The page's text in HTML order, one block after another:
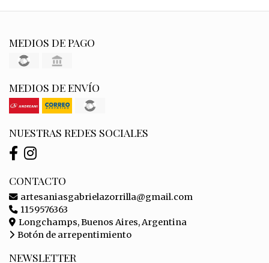
MEDIOS DE PAGO
MEDIOS DE ENVÍO
NUESTRAS REDES SOCIALES
CONTACTO
artesaniasgabrielazorrilla@gmail.com
1159576363
Longchamps, Buenos Aires, Argentina
Botón de arrepentimiento
NEWSLETTER